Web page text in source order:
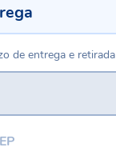
de entrega e retirada